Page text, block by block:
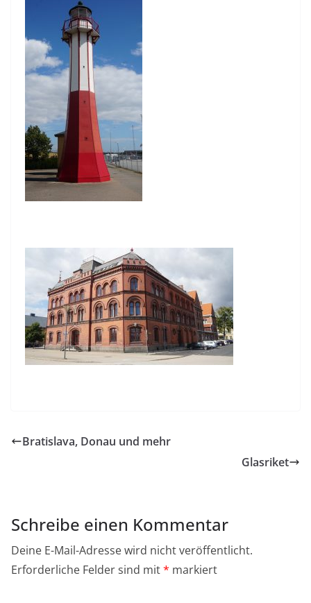
Bratislava, Donau und mehr
Glasriket
Schreibe einen Kommentar
Deine E-Mail-Adresse wird nicht veröffentlicht.
Erforderliche Felder sind mit* markiert